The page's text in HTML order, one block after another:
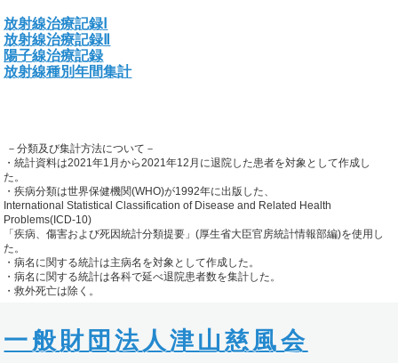
放射線治療記録Ⅰ
放射線治療記録Ⅱ
陽子線治療記録
放射線種別年間集計
－分類及び集計方法について－
・統計資料は2021年1月から2021年12月に退院した患者を対象として作成し
た。
・疾病分類は世界保健機関(WHO)が1992年に出版した、
International Statistical Classification of Disease and Related Health
Problems(ICD-10)
「疾病、傷害および死因統計分類提要」(厚生省大臣官房統計情報部編)を使用し
た。
・病名に関する統計は主病名を対象として作成した。
・病名に関する統計は各科で延べ退院患者数を集計した。
・救外死亡は除く。
一般財団法人津山慈風会